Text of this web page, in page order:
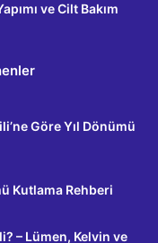
ve Cilt Bakım
Göre Yıl Dönümü
Kutlama Rehberi
– Lümen, Kelvin ve